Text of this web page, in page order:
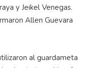
y Jeikel Venegas.
Allen Guevara
al guardameta